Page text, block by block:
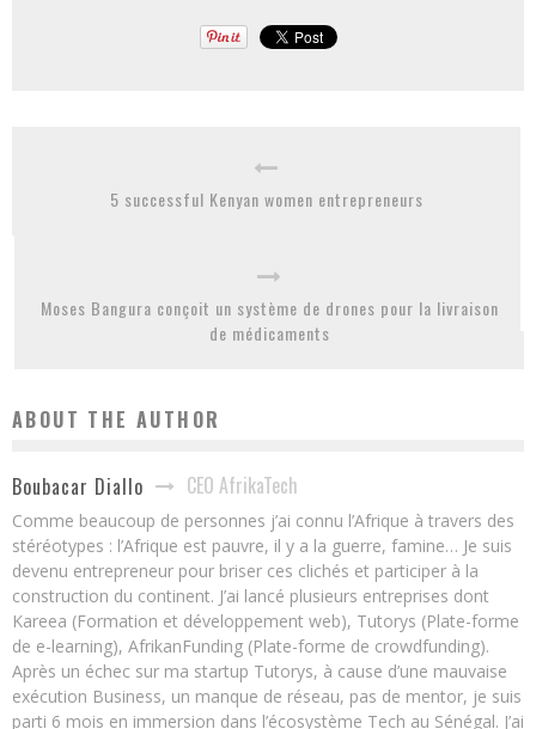
5 successful Kenyan women entrepreneurs
Moses Bangura conçoit un système de drones pour la livraison
de médicaments
ABOUT THE AUTHOR
Boubacar Diallo CEO AfrikaTech
Comme beaucoup de personnes j’ai connu l’Afrique à travers des
stéréotypes : l’Afrique est pauvre, il y a la guerre, famine… Je suis
devenu entrepreneur pour briser ces clichés et participer à la
construction du continent. J’ai lancé plusieurs entreprises dont
Kareea (Formation et développement web), Tutorys (Plate-forme
de e-learning), AfrikanFunding (Plate-forme de crowdfunding).
Après un échec sur ma startup Tutorys, à cause d’une mauvaise
exécution Business, un manque de réseau, pas de mentor, je suis
parti 6 mois en immersion dans l’écosystème Tech au Sénégal. J’ai